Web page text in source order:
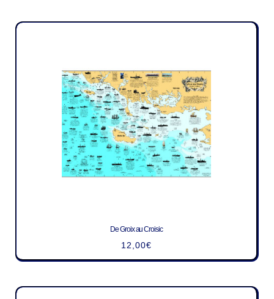
De Groix au Croisic
12,00€